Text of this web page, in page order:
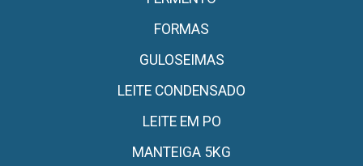
FORMAS
GULOSEIMAS
LEITE CONDENSADO
LEITE EM PO
MANTEIGA 5KG